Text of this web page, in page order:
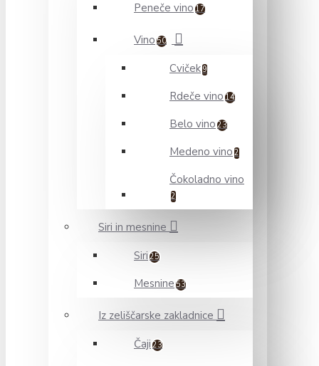
Peneče vino 17
Vino 50
Cviček 9
Rdeče vino 14
Belo vino 23
Medeno vino 2
Čokoladno vino
2
Siri in mesnine
Siri 25
Mesnine 53
Iz zeliščarske zakladnice
Čaji 23